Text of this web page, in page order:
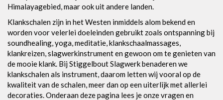
Himalayagebied, maar ook uit andere landen.
Klankschalen zijn in het Westen inmiddels alom bekend en
worden voor velerlei doeleinden gebruikt zoals ontspanning bij
soundhealing, yoga, meditatie, klankschaalmassages,
klankreizen, slagwerkinstrument en gewoon om te genieten van
de mooie klank. Bij Stiggelbout Slagwerk benaderen we
klankschalen als instrument, daarom letten wij vooral op de
kwaliteit van de schalen, meer dan op een uiterlijk met allerlei
decoraties. Onderaan deze pagina lees je onze vragen en